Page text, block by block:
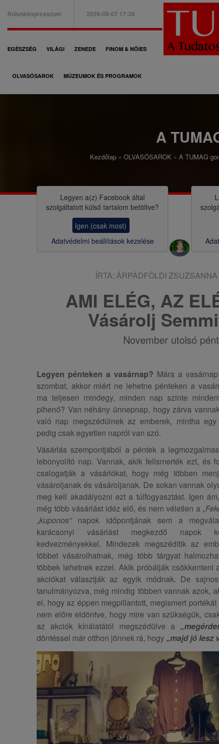
B
a
e
n
RólunkImpresszum 2026-08-07 17:38
F
ő
i
EGÉSZSÉG VILÁGI ZENEDE FINOM & NŐIES
OLVASÓSAROK MÚZEUMOK ÉS PROGRAMOK
A
o
Kezdőlap OLVASÓSAROK A TUMAG
Legyen a(z) Facebook által
szolgáltatott külső tartalom betöltve?
Igen (csak most)
Adatvédelmi beállítások kezelése
ÍRTA: ÁRPÁDFÖLDI ZSUZSANNA
AMI ELÉG, AZ
Vásárolj
November utolsó
Legyen pénteken a vasárnap? Mára a
szombat, akkor miért ne lehetne pénteken a
ma teljesen mindegy, minden nap szinte
pihenő? Van néhány ünnepnap, hogy zárva
való nap megszédülnek az emberek, mintha
pedig csak egyetlen napról van szó.
Vásárlás szempontjából a péntek a
lebonyolító nap. Vannak, akik felismerték ezt, és
csalogatják a vásárlókat, hogy még többen
vásároljanak és vásároljanak. De sokan vannak
meg kell akadályozni ezt a túlfogyasztást. Igen
még több vásárlást idéz elő, és nem véletlen a
„kuponos” napok
időpontjának sem a
karácsonyi vásárlást megkezdő napok
kedvezményekkel. Mindezek megszédítik az
többet vásárolhatnak, még több tárgyat
többek lehetnek ezzel. Akik próbálják csökkenteni
akciókat választják az egyik módnak. De
tanulmányozva, még mindig többen vannak azok,
el, hogy az éppen megpillantott, megismert
nem előre eldöntve, hogy mire van szükségük,
az akciók kínálatától megszédülve a
döntéssel már otthon jönnek rá, hogy „majd jó lesz